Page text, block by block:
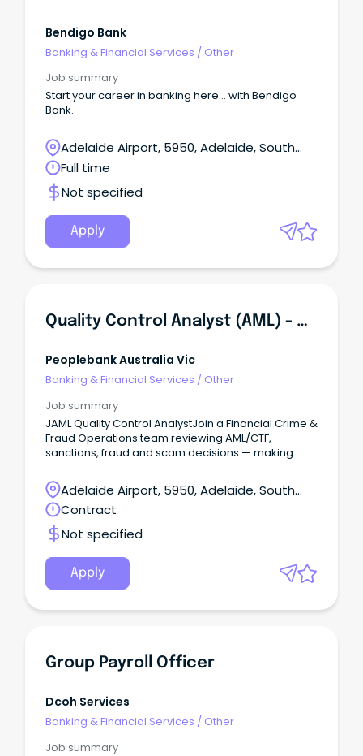
Bendigo Bank
Banking & Financial Services / Other
Job summary
Start your career in banking here… with Bendigo
Bank.
Adelaide Airport, 5950, Adelaide, South
Australia
Full time
Not specified
Apply
Quality Control Analyst (AML) - Adelaide
Peoplebank Australia Vic
Banking & Financial Services / Other
Job summary
JAML Quality Control AnalystJoin a Financial Crime &
Fraud Operations team reviewing AML/CTF,
sanctions, fraud and scam decisions — making
Adelaide Airport, 5950, Adelaide, South
Australia
Contract
Not specified
Apply
Group Payroll Officer
Dcoh Services
Banking & Financial Services / Other
Job summary